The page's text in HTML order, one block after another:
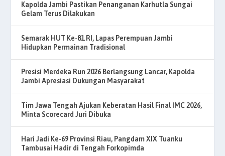
Kapolda Jambi Pastikan Penanganan Karhutla Sungai
Gelam Terus Dilakukan
Semarak HUT Ke-81 RI, Lapas Perempuan Jambi
Hidupkan Permainan Tradisional
Presisi Merdeka Run 2026 Berlangsung Lancar, Kapolda
Jambi Apresiasi Dukungan Masyarakat
Tim Jawa Tengah Ajukan Keberatan Hasil Final IMC 2026,
Minta Scorecard Juri Dibuka
Hari Jadi Ke-69 Provinsi Riau, Pangdam XIX Tuanku
Tambusai Hadir di Tengah Forkopimda